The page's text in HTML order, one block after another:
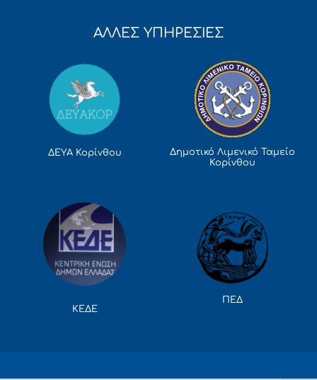
ΑΛΛΕΣ ΥΠΗΡΕΣΙΕΣ
ΔΕΥΑ Κορίνθου
Δημοτικό Λιμενικό Ταμείο
Κορίνθου
ΚΕΔΕ
ΠΕΔ